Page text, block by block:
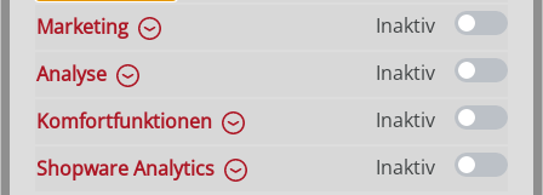
Marketing
Inaktiv
Analyse
Inaktiv
Komfortfunktionen
Inaktiv
Shopware Analytics
Inaktiv